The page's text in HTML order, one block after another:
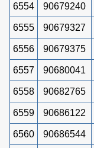
6554 90679240
6555 90679327
6556 90679375
6557 90680041
6558 90682765
6559 90686122
6560 90686544